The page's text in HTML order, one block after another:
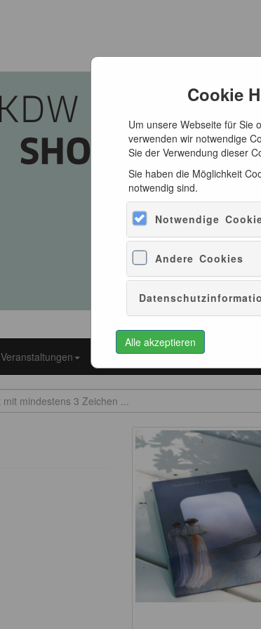
Cookie
Um unsere Webseite für Sie
verwenden wir notwendige
Sie der Verwendung dieser
Sie haben die Möglichkeit
notwendig sind.
Notwendige
Andere Cookies
Alle akzeptieren
Veranstaltungen Kataloge Kunstdrucke